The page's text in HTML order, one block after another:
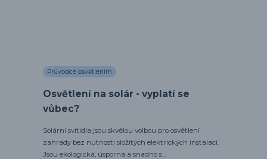
Průvodce osvětlením
Osvětlení na solár - vyplatí se
vůbec?
Solární svítidla jsou skvělou volbou pro osvětlení
zahrady bez nutnosti složitých elektrických instalací.
Jsou ekologická, úsporná a snadno s...